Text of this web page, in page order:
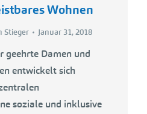
Wohnen
Stieger Januar 31, 2018
geehrte Damen und
entwickelt sich
soziale und inklusive